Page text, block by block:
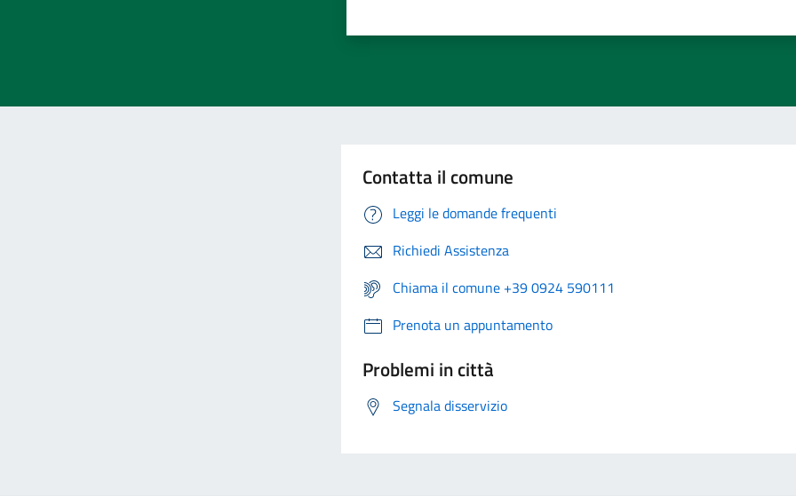
Contatta il comune
Leggi le domande frequenti
Richiedi Assistenza
Chiama il comune +39 0924 590111
Prenota un appuntamento
Problemi in città
Segnala disservizio